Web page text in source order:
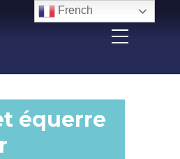
équerre
French